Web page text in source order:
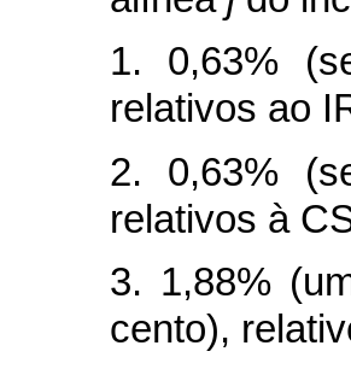
1. 0,63%
relativos ao
2. 0,63%
relativos à
3. 1,88%
cento),